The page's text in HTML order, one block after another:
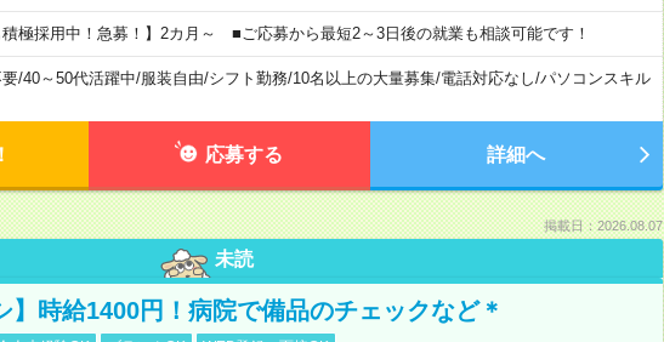
積極採用中！急募！】2カ月～ ■ご応募から最短2～3日後の就業も相談可能です！
/40～50代活躍中/服装自由/シフト勤務/10名以上の大量募集/電話対応なし/パソコンスキル
応募する 詳細へ
掲載日：2026.08.07
未読
】時給1400円！病院で備品のチェックなど＊